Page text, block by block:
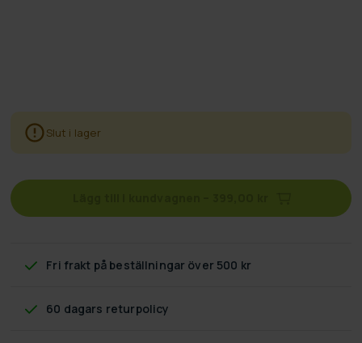
Slut i lager
Fri frakt på beställningar över 500 kr
60 dagars returpolicy